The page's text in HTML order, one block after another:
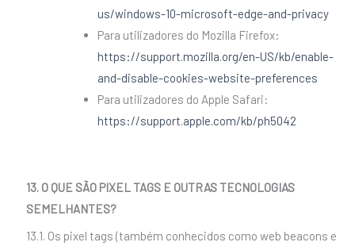
us/windows-10-microsoft-edge-and-privacy
Para utilizadores do Mozilla Firefox:
https://support.mozilla.org/en-US/kb/enable-
and-disable-cookies-website-preferences
Para utilizadores do Apple Safari:
https://support.apple.com/kb/ph5042
13. O QUE SÃO PIXEL TAGS E OUTRAS TECNOLOGIAS
SEMELHANTES?
13.1. Os pixel tags (também conhecidos como web beacons e